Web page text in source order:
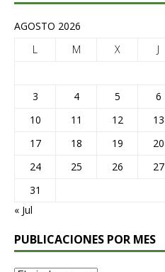
AGOSTO 2026
L
M X J
3
4 5 6
10
11 12 13
17
18 19 20
24
25 26 27
31
« Jul
PUBLICACIONES POR MES